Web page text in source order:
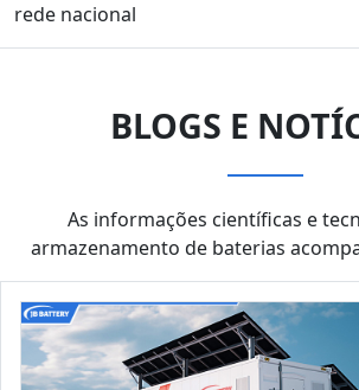
rede nacional
BLOGS E
As informações científicas e
armazenamento de baterias